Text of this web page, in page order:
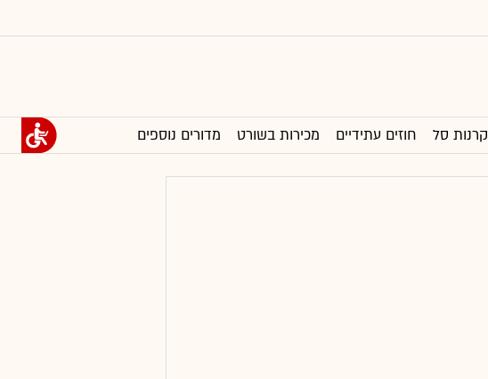
קרנות סל חוזים עתידיים מכירות בשורט מדורים נוספים